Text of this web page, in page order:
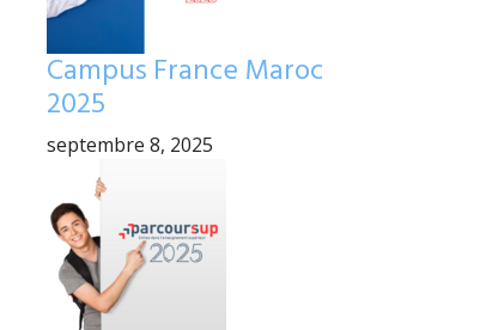
Campus France Maroc
2025
septembre 8, 2025